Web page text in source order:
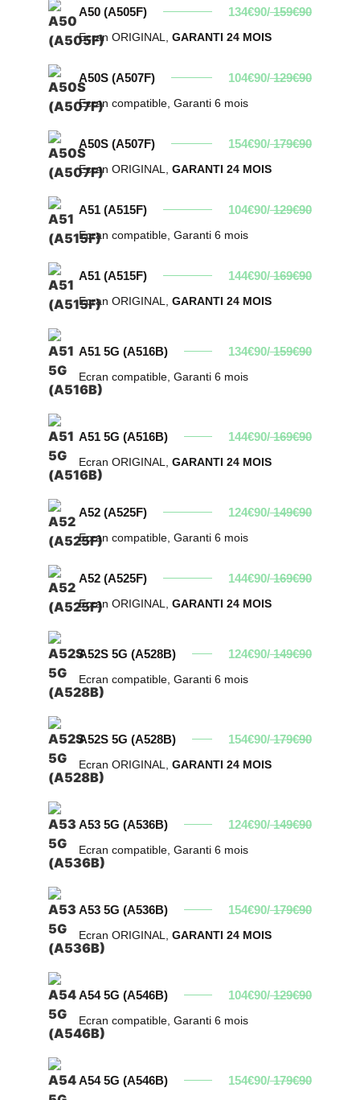
A50 (A505F) 134€90/159€90
Ecran ORIGINAL,GARANTI 24 MOIS
A50S (A507F) 104€90/129€90
Ecran compatible, Garanti 6 mois
A50S (A507F) 154€90/179€90
Ecran ORIGINAL,GARANTI 24 MOIS
A51 (A515F) 104€90/129€90
Ecran compatible, Garanti 6 mois
A51 (A515F) 144€90/169€90
Ecran ORIGINAL,GARANTI 24 MOIS
A51 5G (A516B) 134€90/159€90
Ecran compatible, Garanti 6 mois
A51 5G (A516B) 144€90/169€90
Ecran ORIGINAL,GARANTI 24 MOIS
A52 (A525F) 124€90/149€90
Ecran compatible, Garanti 6 mois
A52 (A525F) 144€90/169€90
Ecran ORIGINAL,GARANTI 24 MOIS
A52S 5G (A528B) 124€90/149€90
Ecran compatible, Garanti 6 mois
A52S 5G (A528B) 154€90/179€90
Ecran ORIGINAL,GARANTI 24 MOIS
A53 5G (A536B) 124€90/149€90
Ecran compatible, Garanti 6 mois
A53 5G (A536B) 154€90/179€90
Ecran ORIGINAL,GARANTI 24 MOIS
A54 5G (A546B) 104€90/129€90
Ecran compatible, Garanti 6 mois
A54 5G (A546B) 154€90/179€90